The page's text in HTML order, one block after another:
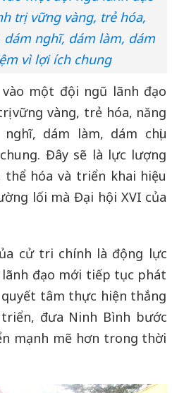
trị vững vàng, trẻ hóa,
dám nghĩ, dám làm, dám
vì lợi ích chung
một đội ngũ lãnh đạo
vững vàng, trẻ hóa, năng
dám làm, dám chịu
Đây sẽ là lực lượng
hóa và triển khai hiệu
lối mà Đại hội XVI của
cử tri chính là động lực
đạo mới tiếp tục phát
tâm thực hiện thắng
đưa Ninh Bình bước
mạnh mẽ hơn trong thời